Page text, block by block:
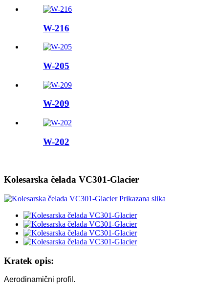
W-216
W-205
W-209
W-202
Kolesarska čelada VC301-Glacier
Kratek opis:
Aerodinamični profil.